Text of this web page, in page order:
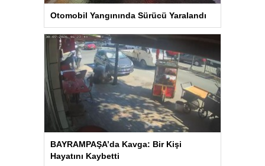
Otomobil Yangınında Sürücü Yaralandı
BAYRAMPAŞA’da Kavga: Bir Kişi
Hayatını Kaybetti